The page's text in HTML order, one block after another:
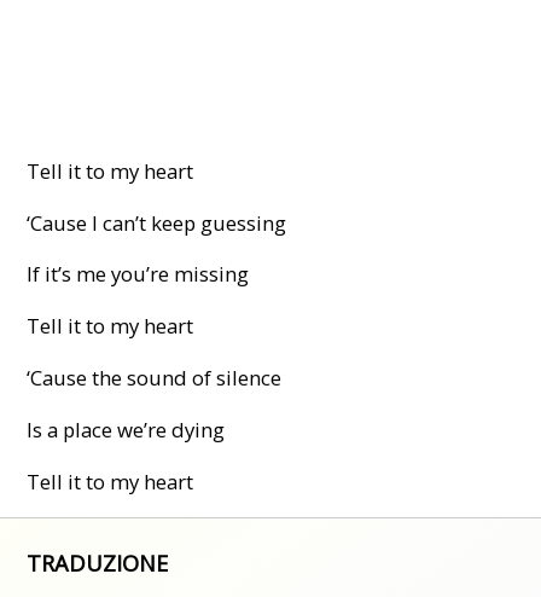
Tell it to my heart
‘Cause I can’t keep guessing
If it’s me you’re missing
Tell it to my heart
‘Cause the sound of silence
Is a place we’re dying
Tell it to my heart
TRADUZIONE